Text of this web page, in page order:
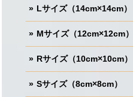
Lサイズ（14cm×14cm）
Mサイズ（12cm×12cm）
Rサイズ（10cm×10cm）
Sサイズ（8cm×8cm）